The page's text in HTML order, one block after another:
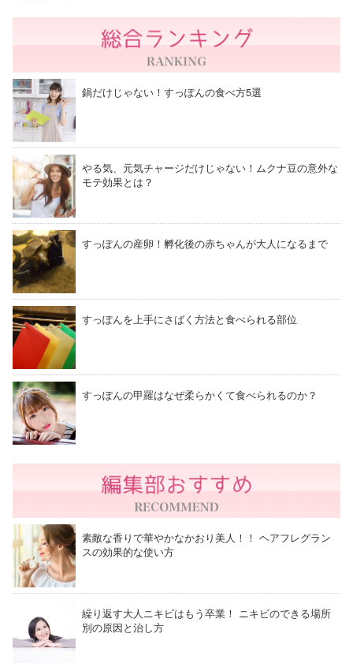
鍋だけじゃない！すっぽんの食べ方5選
やる気、元気チャージだけじゃない！ムクナ豆の意外な
モテ効果とは？
すっぽんの産卵！孵化後の赤ちゃんが大人になるまで
すっぽんを上手にさばく方法と食べられる部位
すっぽんの甲羅はなぜ柔らかくて食べられるのか？
素敵な香りで華やかなかおり美人！！ ヘアフレグラン
スの効果的な使い方
繰り返す大人ニキビはもう卒業！ ニキビのできる場所
別の原因と治し方